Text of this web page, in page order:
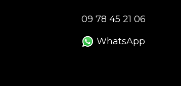
09 78 45 21 06
WhatsApp